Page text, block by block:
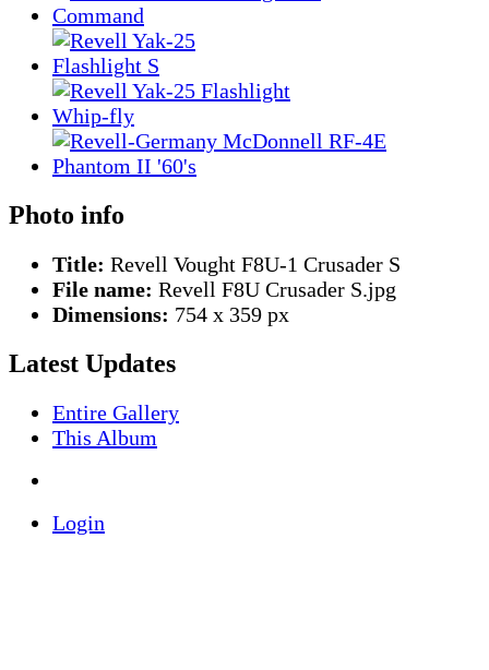
Photo info
Title: Revell Vought F8U-1 Crusader S
File name: Revell F8U Crusader S.jpg
Dimensions: 754 x 359 px
Latest Updates
Entire Gallery
This Album
Login